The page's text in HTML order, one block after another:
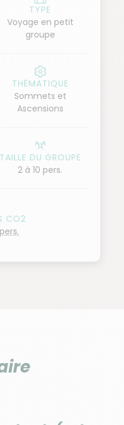
commence tôt,
mais l’effort est
imprenable
du marabout Sidi
mémorable.
TYPE
Voyage en petit
groupe
THÉMATIQUE
Sommets et
Ascensions
TAILLE DU GROUPE
2 à 10 pers.
CO2